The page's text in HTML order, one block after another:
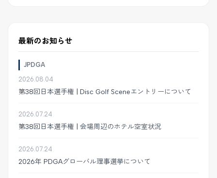
最新のお知らせ
JPDGA
2026.08.04
第38回日本選手権 | Disc Golf Sceneエントリーについて
2026.07.24
第38回日本選手権 | 会場周辺のホテル空室状況
2026.07.24
2026年 PDGAグローバル理事選挙について